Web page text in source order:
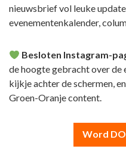
nieuwsbrief vol leuke
evenementenkalender,
Besloten Instagram-
de hoogte gebracht over de
kijkje achter de schermen,
Groen-Oranje content.
Word